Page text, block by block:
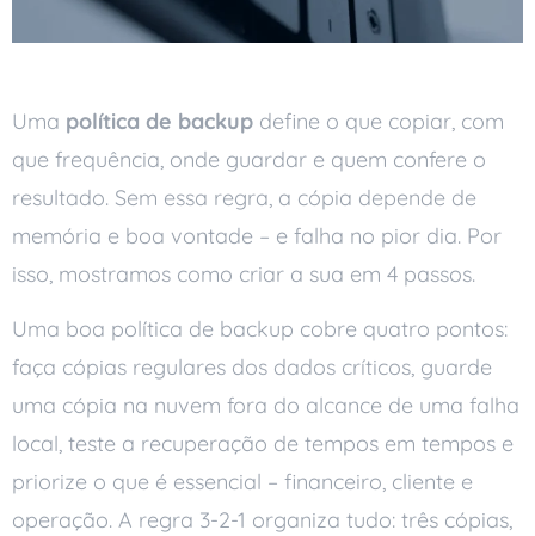
Uma política de backup define o que copiar, com
que frequência, onde guardar e quem confere o
resultado. Sem essa regra, a cópia depende de
memória e boa vontade – e falha no pior dia. Por
isso, mostramos como criar a sua em 4 passos.
Uma boa política de backup cobre quatro pontos:
faça cópias regulares dos dados críticos, guarde
uma cópia na nuvem fora do alcance de uma falha
local, teste a recuperação de tempos em tempos e
priorize o que é essencial – financeiro, cliente e
operação. A regra 3-2-1 organiza tudo: três cópias,